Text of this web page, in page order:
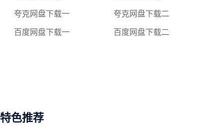
夸克网盘下载一 夸克网盘下载二
百度网盘下载一 百度网盘下载二
特色推荐